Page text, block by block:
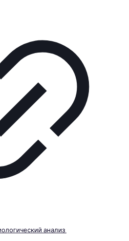
анализ